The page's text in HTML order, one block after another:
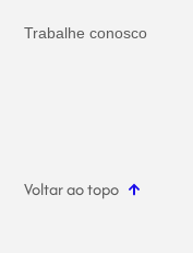
Trabalhe conosco
Voltar ao topo